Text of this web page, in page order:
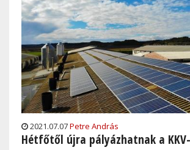
2021.07.07Petre András
Hétfőtől újra pályázhatnak a